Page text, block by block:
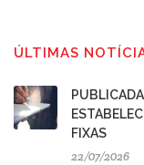
ÚLTIMAS
FIXAS
22/07/2026